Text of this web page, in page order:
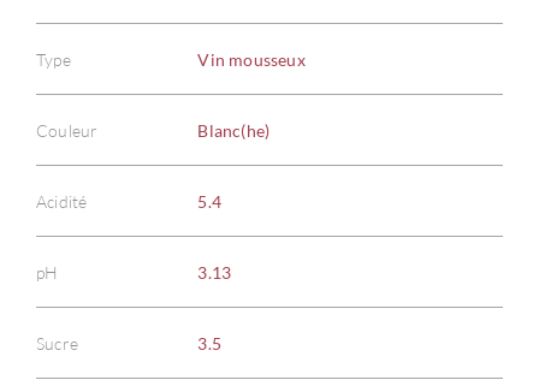
Type Vin mousseux
Couleur Blanc(he)
Acidité 5.4
pH 3.13
Sucre 3.5